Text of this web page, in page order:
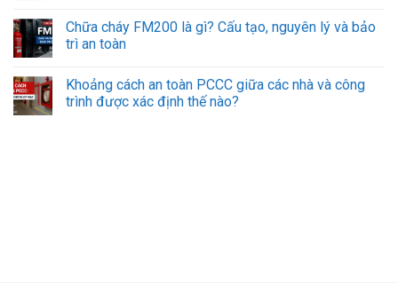
Chữa cháy FM200 là gì? Cấu tạo, nguyên lý và bảo
trì an toàn
Khoảng cách an toàn PCCC giữa các nhà và công
trình được xác định thế nào?